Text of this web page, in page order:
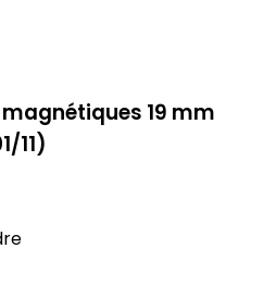
19 mm
11)